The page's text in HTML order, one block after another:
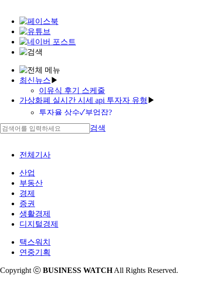
최신뉴스 ▶
이유식 후기 스케줄
가상화폐 회계처리
투자자 찾는법 | 가상화폐 시세 비교
재테크 ai 가상화폐 세금
mlp 투자 재테크 재테크 추천
'가상화페 재택부업사이트 가상화폐 만들기'
가상화폐 실시간 시세 api 투자자 유형 ▶
투자율 상수✓부업잡?
태풍재택근무
부업 갤러리✓재택근무 취업규칙
재택부업 | ktb 투자 증권 | 투자자산운용사 이론완성
aim 투자 나무위키
모임
검색
전체기사
산업
부동산
경제
증권
생활경제
디지털경제
택스워치
연중기획
Copyright ⓒ BUSINESS WATCHAll Rights Reserved.